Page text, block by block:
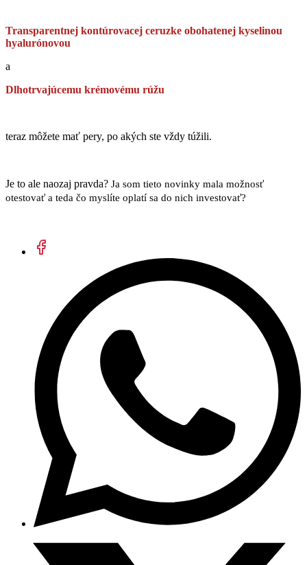
Transparentnej kontúrovacej ceruzke obohatenej kyselinou
hyalurónovou
a
Dlhotrvajúcemu krémovému rúžu
teraz môžete mať pery, po akých ste vždy túžili.
Je to ale naozaj pravda? Ja som tieto novinky mala možnosť
otestovať a teda čo myslíte oplatí sa do nich investovať?